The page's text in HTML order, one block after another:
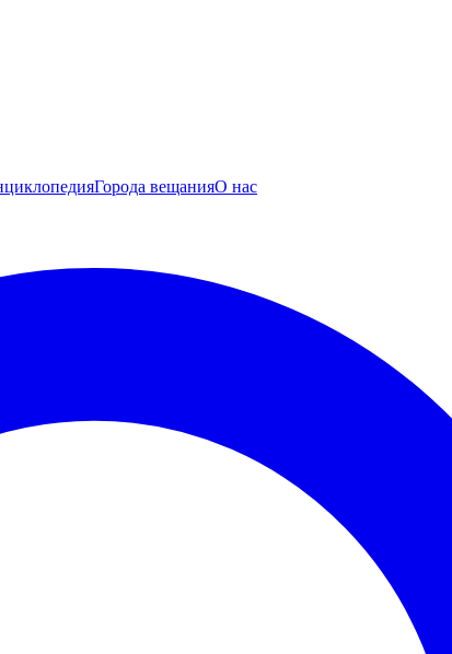
Города вещанияО нас